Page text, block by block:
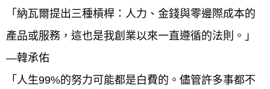
「納瓦爾提出三種槓桿：人力、金錢與零邊際成本的
產品或服務，這也是我創業以來一直遵循的法則。」
—韓承佑
「人生99%的努力可能都是白費的。儘管許多事都不